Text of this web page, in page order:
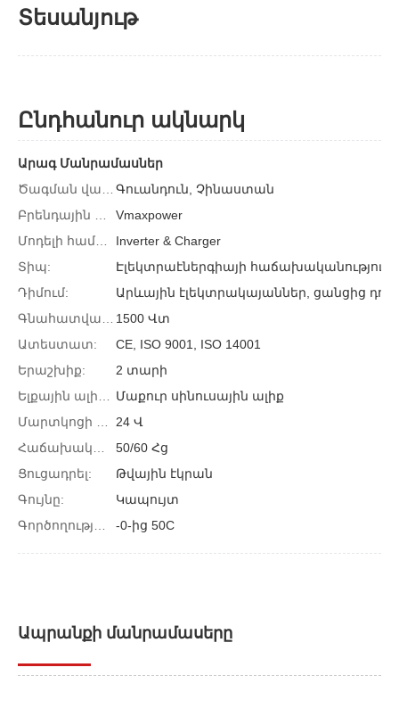
Տեսանյութ
Ընդհանուր ակնարկ
Արագ Մանրամասներ
Գուանդուն, Չինաստան
Vmaxpower
Inverter & Charger
Տիպ:
Էլեկտրաէներգիայի հաճախականությունը
Դիմում:
1500 Վտ
Ատեստատ:
CE, ISO 9001, ISO 14001
Երաշխիք:
2 տարի
Մաքուր սինուսային ալիք
24 Վ
50/60 Հց
Ցուցադրել:
Թվային էկրան
Գույնը:
Կապույտ
-0-ից 50C
Ապրանքի մանրամասերը